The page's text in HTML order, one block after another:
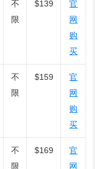
不
限
$139
官
网
购
买
不
限
$159
官
网
购
买
不
限
$169
官
网